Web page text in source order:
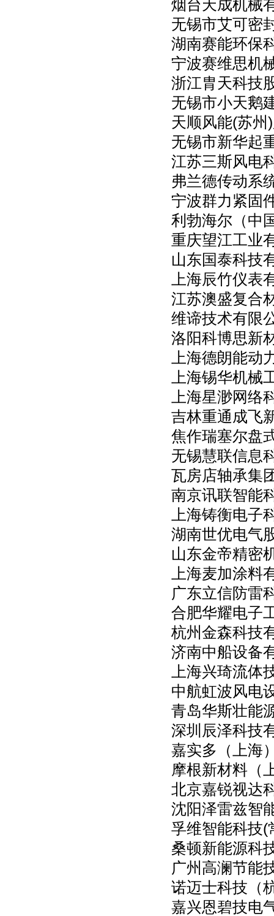
烟台天成机械
无锡市艾可密
湖南赛能环保
宁波赛维思机
浙江胄天科技
无锡市小天鹅
天顺风能(苏州
无锡市新华起
江苏三斯风电
弗兰德传动系
宁波群力紧固
利勃海尔（中
重庆望江工业
山东国泰科技
上海辰竹仪表
江苏澳盛复合
维谛技术有限
洛阳科博思新
上海德朗能动
上海锡华机械
上海星渺网络
吉林重通成飞
焦作瑞塞尔盘
无锡慧联信息
瓦房店轴承集
南京讯联智能
上海铸衡电子
湖南世优电气
山东金帝精密
上海麦加涂料
广东立信防雷
合肥华耀电子
杭州金森科技
济南中船设备
上海兴琦流体
中航虹波风电
青岛华斯壮能
深圳辰泽科技
嘉实多（上海
摩根新材料（
北京嘉锐视达
沈阳泽雷兹智
孚维智能科技(
桑顿新能源科
广州高澜节能
诺迈士科技（
嘉兴恩碧技电